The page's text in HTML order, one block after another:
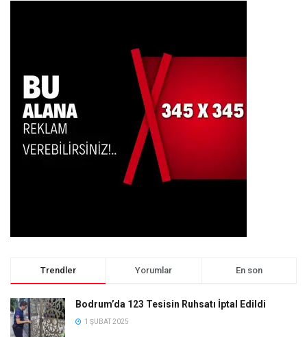
Trendler Yorumlar En son
Bodrum’da 123 Tesisin Ruhsatı İptal Edildi
1 ŞUBAT 2025